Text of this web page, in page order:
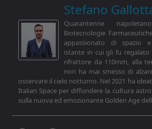
Stefano
Quarantenne
Biotecnologie
appassionato di spazio
istante in cui gli fu regalato
rifrattore da 110mm, alla
non ha mai smesso di
osservare il cielo notturno. Nel 2021 ha
Italian Space per diffondere la cultura
sulla nuova ed emozionante Golden Age